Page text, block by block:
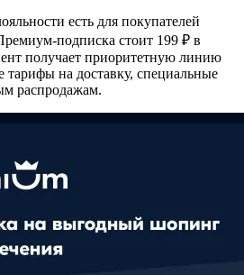
есть для покупателей
подписка стоит 199 ₽ в
получает приоритетную линию
на доставку, специальные
распродажам.